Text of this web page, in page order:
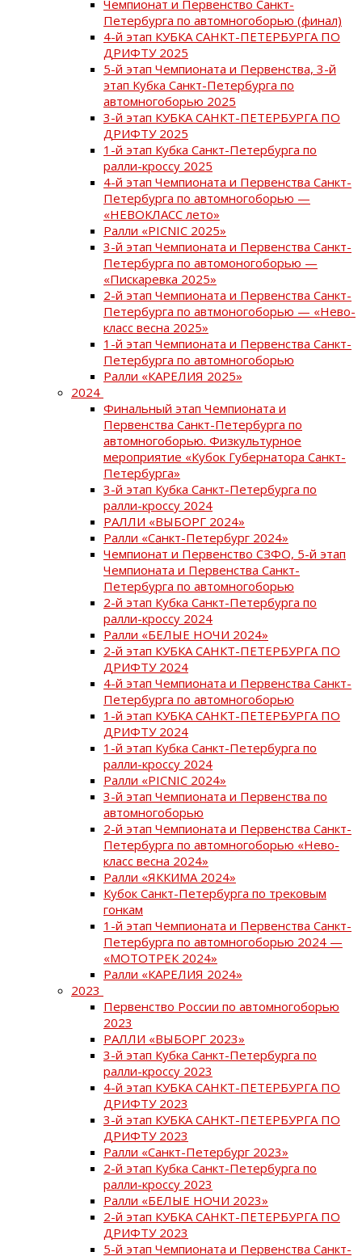
Чемпионат и Первенство Санкт-
Петербурга по автомногоборью (финал)
4-й этап КУБКА САНКТ-ПЕТЕРБУРГА ПО
ДРИФТУ 2025
5-й этап Чемпионата и Первенства, 3-й
этап Кубка Санкт-Петербурга по
автомногоборью 2025
3-й этап КУБКА САНКТ-ПЕТЕРБУРГА ПО
ДРИФТУ 2025
1-й этап Кубка Санкт-Петербурга по
ралли-кроссу 2025
4-й этап Чемпионата и Первенства Санкт-
Петербурга по автомногоборью —
«НЕВОКЛАСС лето»
Ралли «PICNIC 2025»
3-й этап Чемпионата и Первенства Санкт-
Петербурга по автомоногоборью —
«Пискаревка 2025»
2-й этап Чемпионата и Первенства Санкт-
Петербурга по автмоногоборью — «Нево-
класс весна 2025»
1-й этап Чемпионата и Первенства Санкт-
Петербурга по автомногоборью
Ралли «КАРЕЛИЯ 2025»
2024
Финальный этап Чемпионата и
Первенства Санкт-Петербурга по
автомногоборью. Физкультурное
мероприятие «Кубок Губернатора Санкт-
Петербурга»
3-й этап Кубка Санкт-Петербурга по
ралли-кроссу 2024
РАЛЛИ «ВЫБОРГ 2024»
Ралли «Санкт-Петербург 2024»
Чемпионат и Первенство СЗФО, 5-й этап
Чемпионата и Первенства Санкт-
Петербурга по автомногоборью
2-й этап Кубка Санкт-Петербурга по
ралли-кроссу 2024
Ралли «БЕЛЫЕ НОЧИ 2024»
2-й этап КУБКА САНКТ-ПЕТЕРБУРГА ПО
ДРИФТУ 2024
4-й этап Чемпионата и Первенства Санкт-
Петербурга по автомногоборью
1-й этап КУБКА САНКТ-ПЕТЕРБУРГА ПО
ДРИФТУ 2024
1-й этап Кубка Санкт-Петербурга по
ралли-кроссу 2024
Ралли «PICNIC 2024»
3-й этап Чемпионата и Первенства по
автомногоборью
2-й этап Чемпионата и Первенства Санкт-
Петербурга по автомногоборью «Нево-
класс весна 2024»
Ралли «ЯККИМА 2024»
Кубок Санкт-Петербурга по трековым
гонкам
1-й этап Чемпионата и Первенства Санкт-
Петербурга по автомногоборью 2024 —
«МОТОТРЕК 2024»
Ралли «КАРЕЛИЯ 2024»
2023
Первенство России по автомногоборью
2023
РАЛЛИ «ВЫБОРГ 2023»
3-й этап Кубка Санкт-Петербурга по
ралли-кроссу 2023
4-й этап КУБКА САНКТ-ПЕТЕРБУРГА ПО
ДРИФТУ 2023
3-й этап КУБКА САНКТ-ПЕТЕРБУРГА ПО
ДРИФТУ 2023
Ралли «Санкт-Петербург 2023»
2-й этап Кубка Санкт-Петербурга по
ралли-кроссу 2023
Ралли «БЕЛЫЕ НОЧИ 2023»
2-й этап КУБКА САНКТ-ПЕТЕРБУРГА ПО
ДРИФТУ 2023
5-й этап Чемпионата и Первенства Санкт-